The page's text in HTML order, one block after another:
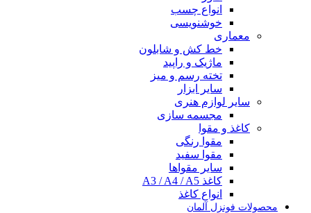
انواع چسب
خوشنویسی
معماری
خط کش و شابلون
ماژیک و راپید
تخته رسم و میز
سایر ابزار
سایر لوازم هنری
مجسمه سازی
کاغذ و مقوا
مقوا رنگی
مقوا سفید
سایر مقواها
کاغذ A3 / A4 / A5
انواع کاغذ
محصولات فونزل آلمان